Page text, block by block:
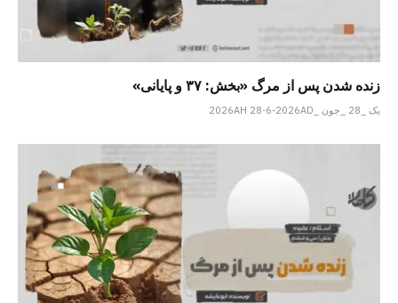
زنده شدن پس از مرگ «بخش: ۳۷ و پایانی»
یک _28 _جون _2026AH 28-6-2026AD